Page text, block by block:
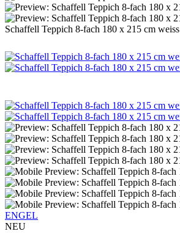
Schaffell Teppich 8-fach 180 x 215 cm weiss
ENGEL
NEU